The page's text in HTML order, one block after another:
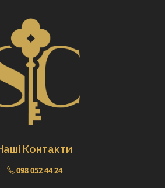
Контакти
098 052 44 24